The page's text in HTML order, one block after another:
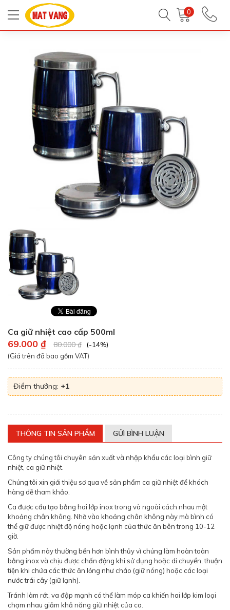
0
Trang chủ Tất Cả Sản Phẩm
Bình thủy, ca giữ nhiệt
Ca giữ nhiệt cao cấp 500ml
69.000 ₫ 80.000 ₫ (-14%)
(Giá trên đã bao gồm VAT)
Điểm thưởng: +1
THÔNG TIN SẢN PHẨM GỬI BÌNH LUẬN
Công ty chúng tôi chuyên sản xuất và nhập khẩu các loại bình giữ
nhiệt, ca giữ nhiệt.
Chúng tôi xin giới thiệu sơ qua về sản phẩm ca giữ nhiệt để khách
hàng dễ tham khảo.
Ca được cấu tạo bằng hai lớp inox trong và ngoài cách nhau một
khoảng chân không. Nhờ vào khoảng chân không này mà bình có
thể giữ được nhiệt độ nóng hoặc lạnh của thức ăn bên trong 10-12
giờ.
Sản phẩm này thường bền hơn bình thủy vì chúng làm hoàn toàn
bằng inox và chịu được chấn động khi sử dụng hoặc di chuyển, thuận
tiện khi chứa các thức ăn lỏng như cháo (giữ nóng) hoặc các loại
nước trái cây (giữ lạnh).
Tránh làm rớt, va đập mạnh có thể làm móp ca khiến hai lớp kim loại
chạm nhau giảm khả năng giữ nhiệt của ca.